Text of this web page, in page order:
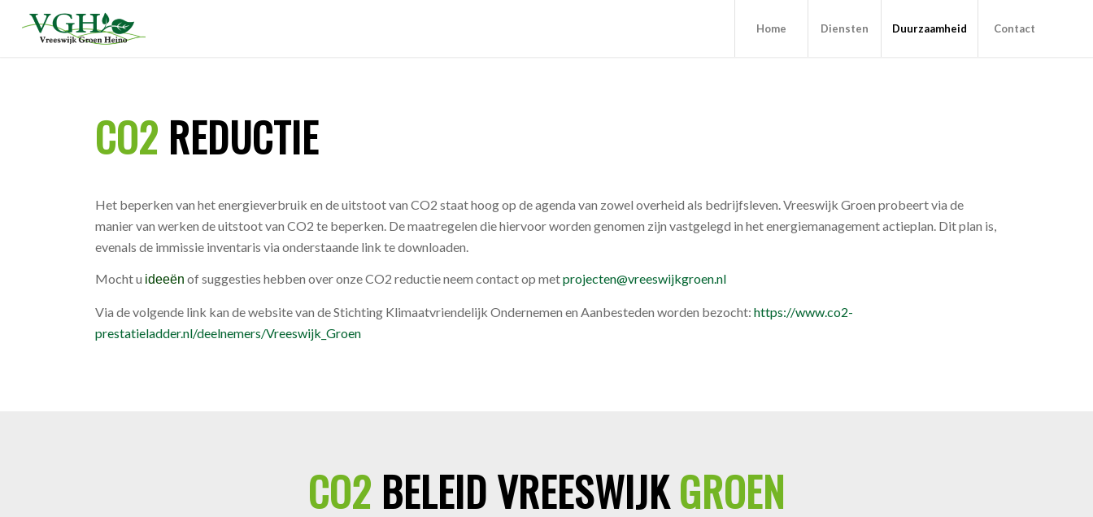
Home Diensten Duurzaamheid Contact
CO2 REDUCTIE
Het beperken van het energieverbruik en de uitstoot van CO2 staat hoog op de agenda van zowel overheid als bedrijfsleven. Vreeswijk Groen probeert via de
manier van werken de uitstoot van CO2 te beperken. De maatregelen die hiervoor worden genomen zijn vastgelegd in het energiemanagement actieplan. Dit plan is,
evenals de immissie inventaris via onderstaande link te downloaden.
Mocht u ideeën of suggesties hebben over onze CO2 reductie neem contact op metprojecten@vreeswijkgroen.nl
Via de volgende link kan de website van de Stichting Klimaatvriendelijk Ondernemen en Aanbesteden worden bezocht:https://www.co2-
prestatieladder.nl/deelnemers/Vreeswijk_Groen
CO2 BELEID VREESWIJKGROEN